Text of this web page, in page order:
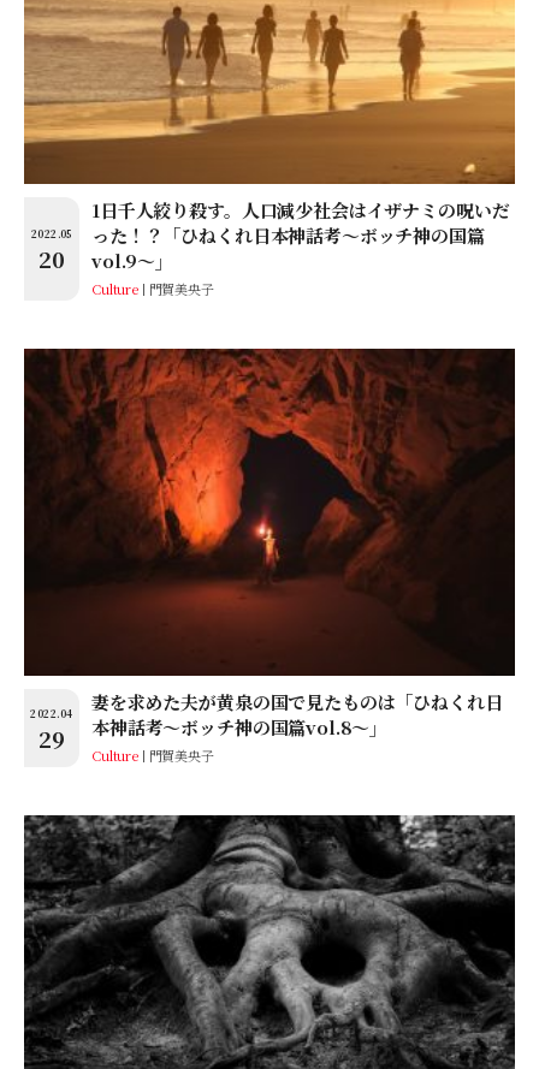
2022.05
20
1日千人絞り殺す。人口減少社会はイザナミの呪いだ
った！？「ひねくれ日本神話考〜ボッチ神の国篇
vol.9〜」
Culture 門賀美央子
2022.04
29
妻を求めた夫が黄泉の国で見たものは「ひねくれ日
本神話考〜ボッチ神の国篇vol.8〜」
Culture 門賀美央子